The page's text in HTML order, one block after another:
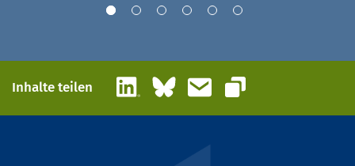
Inhalte teilen LinkedInBlueskyE-Mail
Link kopieren